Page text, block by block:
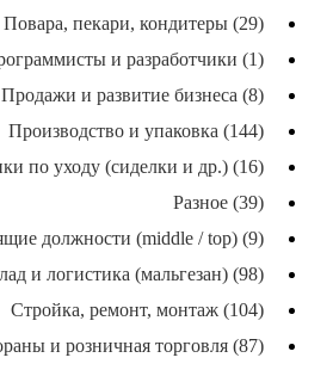
Повара, пекари, кондитеры (29)
и разработчики (1)
Продажи и развитие бизнеса (8)
Производство и упаковка (144)
по уходу (сиделки и др.) (16)
Разное (39)
должности (middle / top) (9)
и логистика (мальгезан) (98)
Стройка, ремонт, монтаж (104)
и розничная торговля (87)